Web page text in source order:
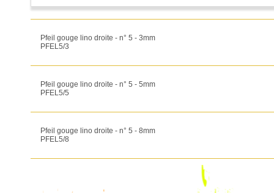
Pfeil gouge lino droite - n° 5 - 3mm
PFEL5/3
Pfeil gouge lino droite - n° 5 - 5mm
PFEL5/5
Pfeil gouge lino droite - n° 5 - 8mm
PFEL5/8